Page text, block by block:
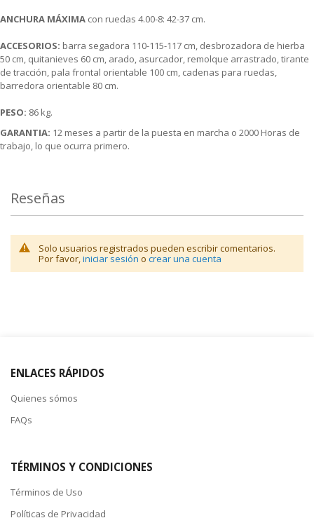
ANCHURA MÁXIMA con ruedas 4.00-8: 42-37 cm.
ACCESORIOS: barra segadora 110-115-117 cm, desbrozadora de hierba
50 cm, quitanieves 60 cm, arado, asurcador, remolque arrastrado, tirante
de tracción, pala frontal orientable 100 cm, cadenas para ruedas,
barredora orientable 80 cm.
PESO: 86 kg.
GARANTIA: 12 meses a partir de la puesta en marcha o 2000 Horas de
trabajo, lo que ocurra primero.
Reseñas
Solo usuarios registrados pueden escribir comentarios.
Por favor,iniciar sesión o crear una cuenta
ENLACES RÁPIDOS
Quienes sómos
FAQs
TÉRMINOS Y CONDICIONES
Términos de Uso
Políticas de Privacidad